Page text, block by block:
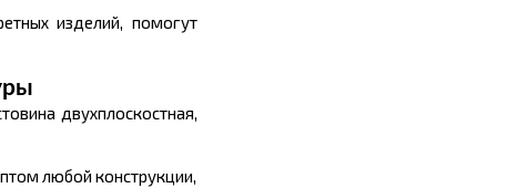
изделий, помогут
двухплоскостная,
любой конструкции,